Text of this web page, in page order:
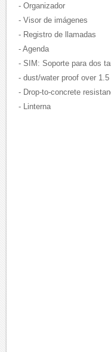
- Organizador
- Visor de imágenes
- Registro de llamadas
- Agenda
- SIM: Soporte para dos
- dust/water proof over
- Drop-to-concrete
- Linterna